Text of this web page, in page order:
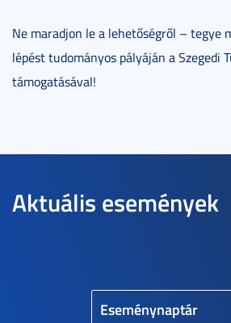
Ne maradjon le a lehetőségről – tegye
lépést tudományos pályáján a Szegedi
támogatásával!
Aktuális események
Eseménynaptár